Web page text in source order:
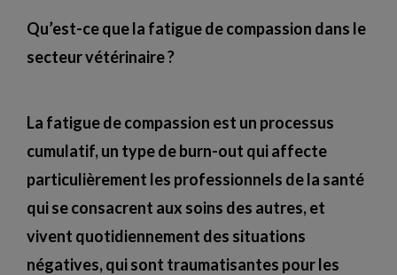
Qu’est-ce que la fatigue de compassion dans le
secteur vétérinaire ?
La fatigue de compassion est un processus
cumulatif, un type de burn-out qui affecte
particulièrement les professionnels de la santé
qui se consacrent aux soins des autres, et
vivent quotidiennement des situations
négatives, qui sont traumatisantes pour les